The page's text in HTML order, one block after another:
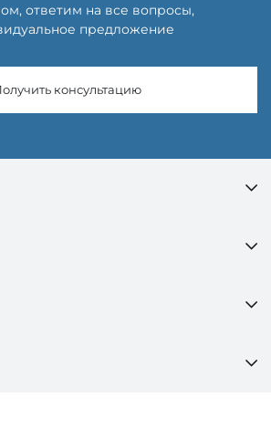
ответим на все вопросы,
предложение
консультацию